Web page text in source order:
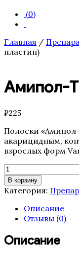
(0)
Главная /
пластин)
Амипол-Т
₽225
Полоски
акарицидным,
взрослых форм
Количество
товара
Амипол-
пластин)
В корзину
Категория:
Описание
Отзывы (0)
Описание